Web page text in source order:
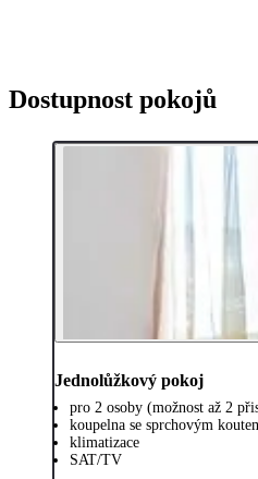
Dostupnost pokojů
Jednolůžkový pokoj
pro 2 osoby (možnost až 2
koupelna se sprchovým
klimatizace
SAT/TV